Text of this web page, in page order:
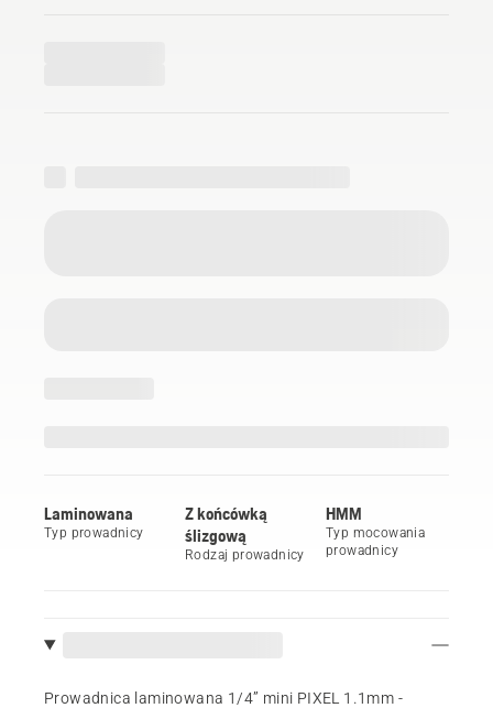
Laminowana
Typ prowadnicy
Z końcówką
ślizgową
Rodzaj prowadnicy
HMM
Typ mocowania
prowadnicy
Prowadnica laminowana 1/4” mini PIXEL 1.1mm -